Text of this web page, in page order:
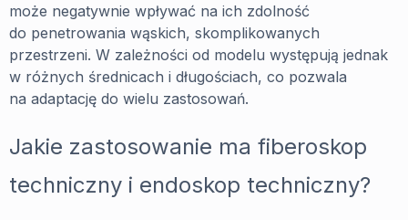
może negatywnie wpływać na ich zdolność
do penetrowania wąskich, skomplikowanych
przestrzeni. W zależności od modelu występują jednak
w różnych średnicach i długościach, co pozwala
na adaptację do wielu zastosowań.
Jakie zastosowanie ma fiberoskop
techniczny i endoskop techniczny?